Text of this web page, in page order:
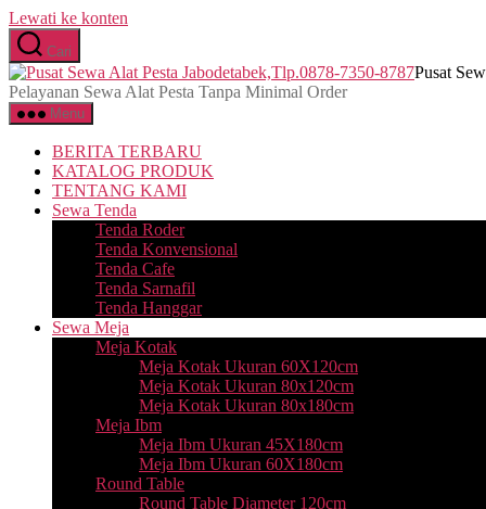
Lewati ke konten
Cari
Pusat
Pelayanan Sewa Alat Pesta Tanpa Minimal Order
Menu
BERITA TERBARU
KATALOG PRODUK
TENTANG KAMI
Sewa Tenda
Tenda Roder
Tenda Konvensional
Tenda Cafe
Tenda Sarnafil
Tenda Hanggar
Sewa Meja
Meja Kotak
Meja Kotak Ukuran 60X120cm
Meja Kotak Ukuran 80x120cm
Meja Kotak Ukuran 80x180cm
Meja Ibm
Meja Ibm Ukuran 45X180cm
Meja Ibm Ukuran 60X180cm
Round Table
Round Table Diameter 120cm